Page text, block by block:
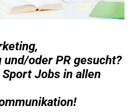
oder PR gesucht?
Jobs in allen